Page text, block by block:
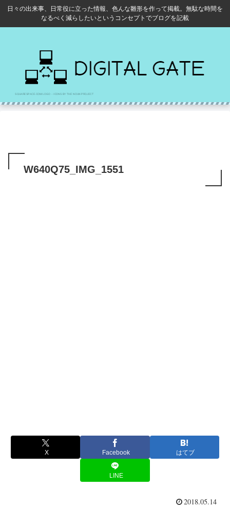
日々の出来事、日常役に立った情報、色んな雛形を作って掲載。無駄な時間を
なるべく減らしたいというコンセプトでブログを記載
W640Q75_IMG_1551
X Facebook はてブ
LINE
2018.05.14